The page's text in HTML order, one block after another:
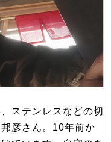
ステンレスなどの切
彦さん。10年前か